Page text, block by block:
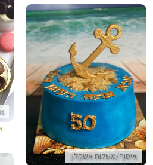
איסוף/משלוח אשקלון
אלת המתוקים